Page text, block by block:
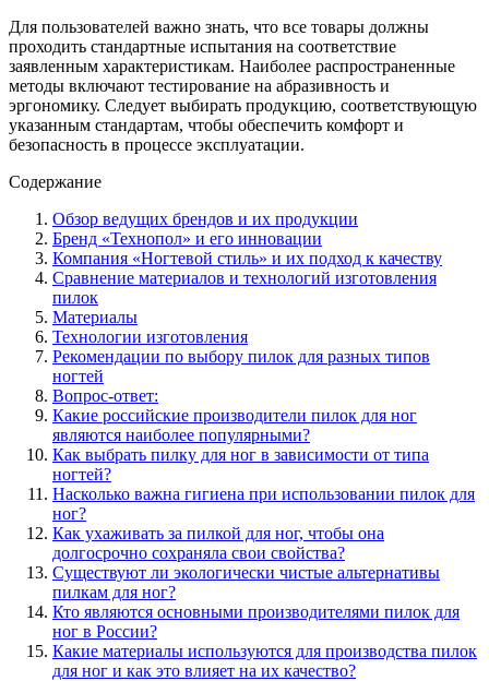
Для пользователей важно знать, что все товары должны
проходить стандартные испытания на соответствие
заявленным характеристикам. Наиболее распространенные
методы включают тестирование на абразивность и
эргономику. Следует выбирать продукцию, соответствующую
указанным стандартам, чтобы обеспечить комфорт и
безопасность в процессе эксплуатации.
Содержание
Обзор ведущих брендов и их продукции
Бренд «Технопол» и его инновации
Компания «Ногтевой стиль» и их подход к качеству
Сравнение материалов и технологий изготовления
пилок
Материалы
Технологии изготовления
Рекомендации по выбору пилок для разных типов
ногтей
Вопрос-ответ:
Какие российские производители пилок для ног
являются наиболее популярными?
Как выбрать пилку для ног в зависимости от типа
ногтей?
Насколько важна гигиена при использовании пилок для
ног?
Как ухаживать за пилкой для ног, чтобы она
долгосрочно сохраняла свои свойства?
Существуют ли экологически чистые альтернативы
пилкам для ног?
Кто являются основными производителями пилок для
ног в России?
Какие материалы используются для производства пилок
для ног и как это влияет на их качество?